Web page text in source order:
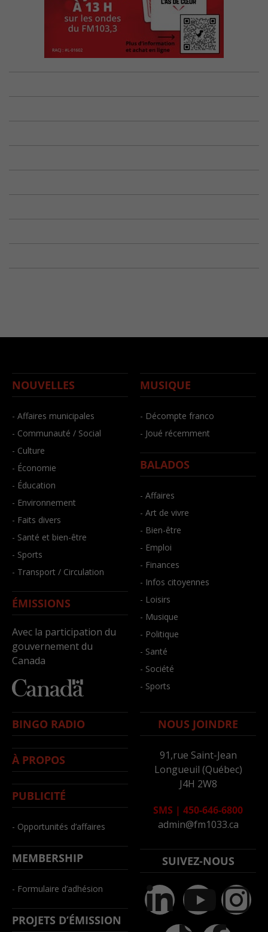
NOUVELLES
- Affaires municipales
- Communauté / Social
- Culture
- Économie
- Éducation
- Environnement
- Faits divers
- Santé et bien-être
- Sports
- Transport / Circulation
ÉMISSIONS
Avec la participation du
gouvernement du
Canada
MUSIQUE
- Décompte franco
- Joué récemment
BALADOS
- Affaires
- Art de vivre
- Bien-être
- Emploi
- Finances
- Infos citoyennes
- Loisirs
- Musique
- Politique
- Santé
- Société
- Sports
BINGO RADIO
À PROPOS
PUBLICITÉ
- Opportunités d’affaires
MEMBERSHIP
- Formulaire d’adhésion
PROJETS D’ÉMISSION
NOUS JOINDRE
91,rue Saint-Jean
Longueuil (Québec)
J4H 2W8
SMS | 450-646-6800
admin@fm1033.ca
SUIVEZ-NOUS